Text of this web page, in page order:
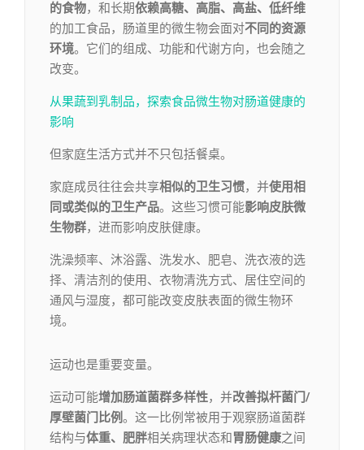
的食物，和长期依赖高糖、高脂、高盐、低纤维
的加工食品，肠道里的微生物会面对不同的资源
环境。它们的组成、功能和代谢方向，也会随之
改变。
从果蔬到乳制品，探索食品微生物对肠道健康的
影响
但家庭生活方式并不只包括餐桌。
家庭成员往往会共享相似的卫生习惯，并使用相
同或类似的卫生产品。这些习惯可能影响皮肤微
生物群，进而影响皮肤健康。
洗澡频率、沐浴露、洗发水、肥皂、洗衣液的选
择、清洁剂的使用、衣物清洗方式、居住空间的
通风与湿度，都可能改变皮肤表面的微生物环
境。
运动也是重要变量。
运动可能增加肠道菌群多样性，并改善拟杆菌门/
厚壁菌门比例。这一比例常被用于观察肠道菌群
结构与体重、肥胖相关病理状态和 胃肠健康之间